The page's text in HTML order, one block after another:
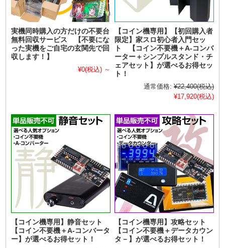
実機同時購入の方だけの不要台
無料回収サービス 【不要にな
った実機をご自宅の玄関先で回
収します！】
¥0(税込) ～
【コイン機専用】【初回購入者
限定】家スロ初心者入門セッ
ト 【コイン不要機＋A-コンバ
ーター＋シンプルスタンド・チ
ェアセット】が選べるお得セッ
ト！
通常価格: ¥22,400(税込)
¥17,920(税込)
【コイン機専用】静音セット
【コイン不要機＋A-コンバータ
ー】が選べるお得セット！
【コイン機専用】攻略セット
【コイン不要機＋データカウン
タ－】が選べるお得セット！